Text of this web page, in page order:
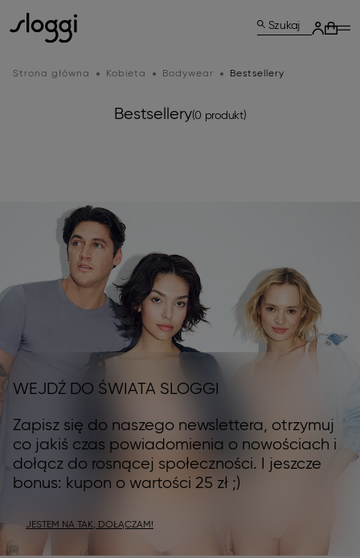
Szukaj
Strona główna Kobieta Bodywear Bestsellery
Bestsellery(0 produkt)
WEJDŹ DO ŚWIATA SLOGGI
Zapisz się do naszego newslettera, otrzymuj
co jakiś czas powiadomienia o nowościach i
dołącz do rosnącej społeczności. I jeszcze
bonus: kupon o wartości 25 zł ;)
JESTEM NA TAK, DOŁĄCZAM!